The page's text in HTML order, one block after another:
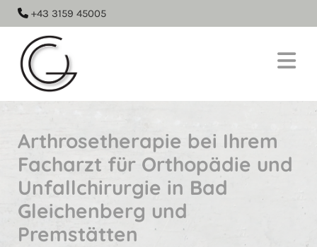
 +43 3159 45005
Arthrosetherapie bei Ihrem
Facharzt für Orthopädie und
Unfallchirurgie in Bad
Gleichenberg und
Premstätten